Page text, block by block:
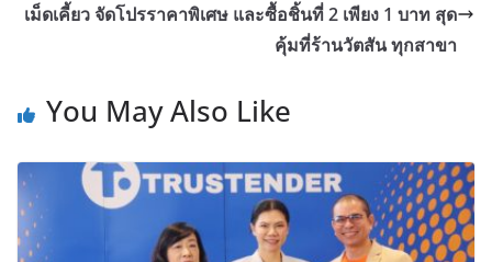
เม็ดเคี้ยว จัดโปรราคาพิเศษ และซื้อชิ้นที่ 2 เพียง 1 บาท สุด
คุ้มที่ร้านวัตสัน ทุกสาขา
You May Also Like